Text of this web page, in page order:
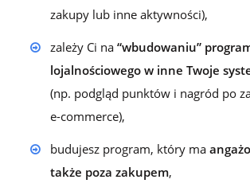
zakupy lub inne aktywności),
zależy Ci na “wbudowaniu”
lojalnościowego w inne Twoje
(np. podgląd punktów i nagród po
e-commerce),
budujesz program, który ma
także poza zakupem,